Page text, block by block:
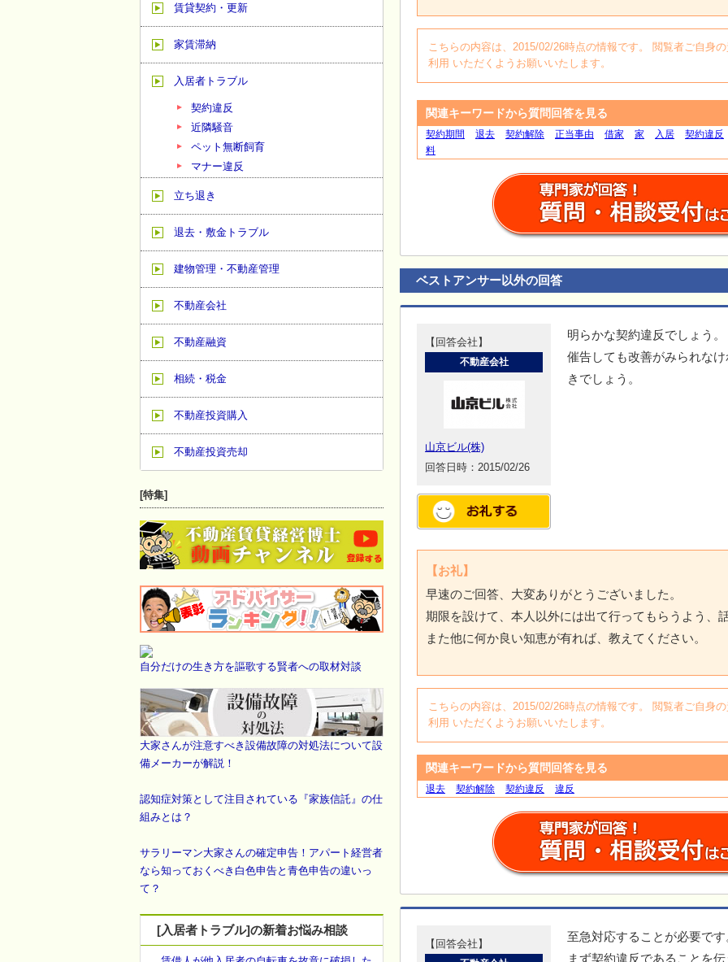
こちらの内容は、2015/02/26時点の情報です。 閲覧者ご自身
利用 いただくようお願いいたします。
関連キーワードから質問回答を見る
契約期間 退去 契約解除 正当事由 借家 家 入居 契約違反
料
ベストアンサー以外の回答
【回答会社】
不動産会社
山京ビル(株)
回答日時：2015/02/26
明らかな契約違反でしょう。
催告しても改善がみられな
きでしょう。
【お礼】
早速のご回答、大変ありがとうございました。
期限を設けて、本人以外には出て行ってもらうよう、
また他に何か良い知恵が有れば、教えてください。
こちらの内容は、2015/02/26時点の情報です。 閲覧者ご自身
利用 いただくようお願いいたします。
関連キーワードから質問回答を見る
退去 契約解除 契約違反 違反
【回答会社】
至急対応することが必要です
まず契約違反であることを
賃貸契約・更新
家賃滞納
入居者トラブル
契約違反
近隣騒音
ペット無断飼育
マナー違反
立ち退き
退去・敷金トラブル
建物管理・不動産管理
不動産会社
不動産融資
相続・税金
不動産投資購入
不動産投資売却
[特集]
自分だけの生き方を謳歌する賢者への取材対談
大家さんが注意すべき設備故障の対処法について設
備メーカーが解説！
認知症対策として注目されている『家族信託』の仕
組みとは？
サラリーマン大家さんの確定申告！アパート経営者
なら知っておくべき白色申告と青色申告の違いっ
て？
[入居者トラブル]の新着お悩み相談